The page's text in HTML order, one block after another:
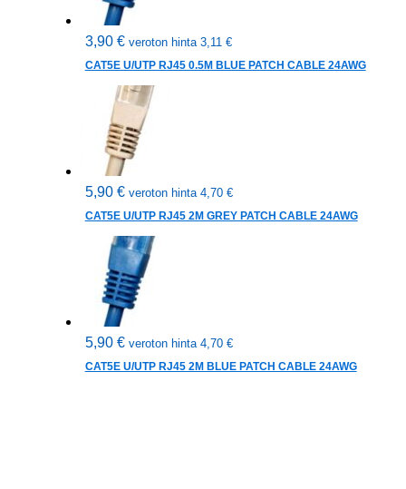
3,90 € veroton hinta 3,11 €
CAT5E U/UTP RJ45 0.5M BLUE PATCH CABLE 24AWG
5,90 € veroton hinta 4,70 €
CAT5E U/UTP RJ45 2M GREY PATCH CABLE 24AWG
5,90 € veroton hinta 4,70 €
CAT5E U/UTP RJ45 2M BLUE PATCH CABLE 24AWG